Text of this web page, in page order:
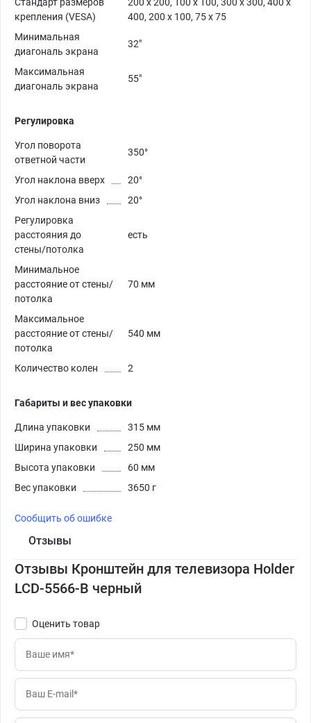
крепления (VESA)
400, 200 x 100, 75 x 75
Минимальная
диагональ экрана
32"
Максимальная
диагональ экрана
55"
Регулировка
Угол поворота
ответной части
350°
Угол наклона вверх
20°
Угол наклона вниз
20°
Регулировка
расстояния до
стены/потолка
есть
Минимальное
расстояние от стены/
потолка
70 мм
Максимальное
расстояние от стены/
потолка
540 мм
Количество колен 2
Габариты и вес упаковки
Длина упаковки
315 мм
Ширина упаковки
250 мм
Высота упаковки
60 мм
Вес упаковки
3650 г
Сообщить об ошибке
Отзывы
Отзывы Кронштейн для телевизора Holder
LCD-5566-B черный
Оценить товар